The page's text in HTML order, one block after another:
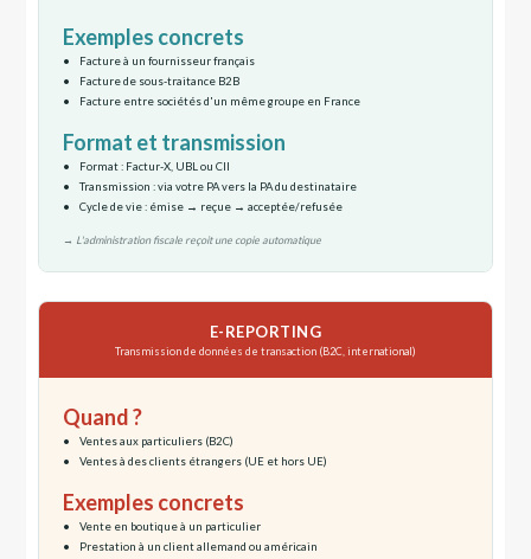
Exemples concrets
Facture à un fournisseur français
Facture de sous-traitance B2B
Facture entre sociétés d'un même groupe en France
Format et transmission
Format : Factur-X, UBL ou CII
Transmission : via votre PA vers la PA du destinataire
Cycle de vie : émise → reçue → acceptée/refusée
→ L'administration fiscale reçoit une copie automatique
E-REPORTING
Transmission de données de transaction (B2C, international)
Quand ?
Ventes aux particuliers (B2C)
Ventes à des clients étrangers (UE et hors UE)
Exemples concrets
Vente en boutique à un particulier
Prestation à un client allemand ou américain